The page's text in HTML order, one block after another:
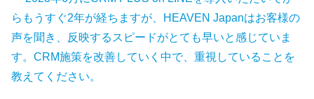
らもうすぐ2年が経ちますが、HEAVEN Japanはお客様の
声を聞き、反映するスピードがとても早いと感じていま
す。CRM施策を改善していく中で、重視していることを
教えてください。